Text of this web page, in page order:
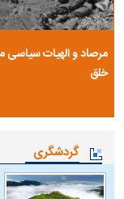
مرصاد و الهیات
خلق
گردشگری